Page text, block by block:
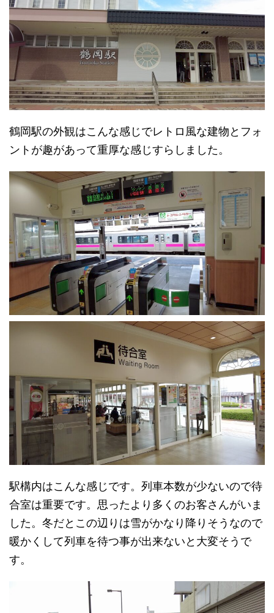
鶴岡駅の外観はこんな感じでレトロ風な建物とフォ
ントが趣があって重厚な感じすらしました。
駅構内はこんな感じです。列車本数が少ないので待
合室は重要です。思ったより多くのお客さんがいま
した。冬だとこの辺りは雪がかなり降りそうなので
暖かくして列車を待つ事が出来ないと大変そうで
す。